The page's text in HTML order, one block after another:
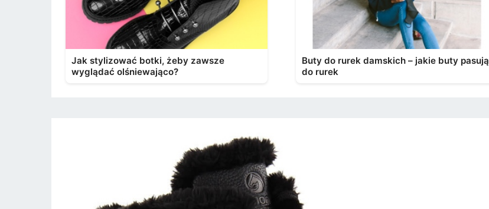
Jak stylizować botki, żeby zawsze
wyglądać olśniewająco?
Buty do rurek damskich – jakie buty pasują
do rurek